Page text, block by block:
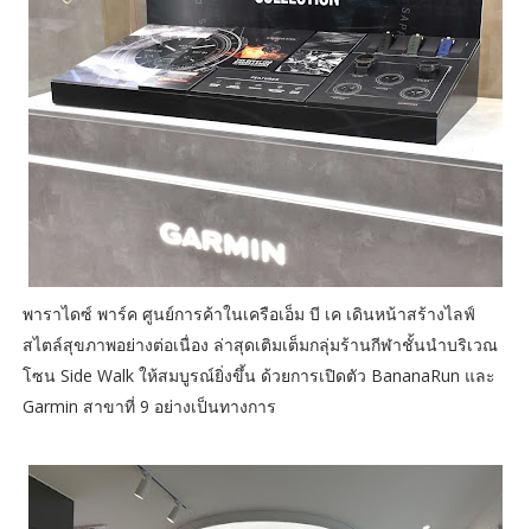
พาราไดซ์ พาร์ค ศูนย์การค้าในเครือเอ็ม บี เค เดินหน้าสร้างไลฟ์
สไตล์สุขภาพอย่างต่อเนื่อง ล่าสุดเติมเต็มกลุ่มร้านกีฬาชั้นนำบริเวณ
โซน Side Walk ให้สมบูรณ์ยิ่งขึ้น ด้วยการเปิดตัว BananaRun และ
Garmin สาขาที่ 9 อย่างเป็นทางการ